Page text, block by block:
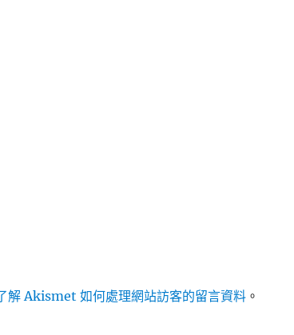
解 Akismet 如何處理網站訪客的留言資料 。